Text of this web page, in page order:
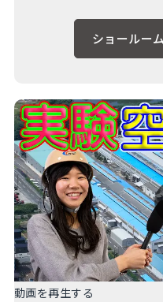
ショールー
動画を再生する